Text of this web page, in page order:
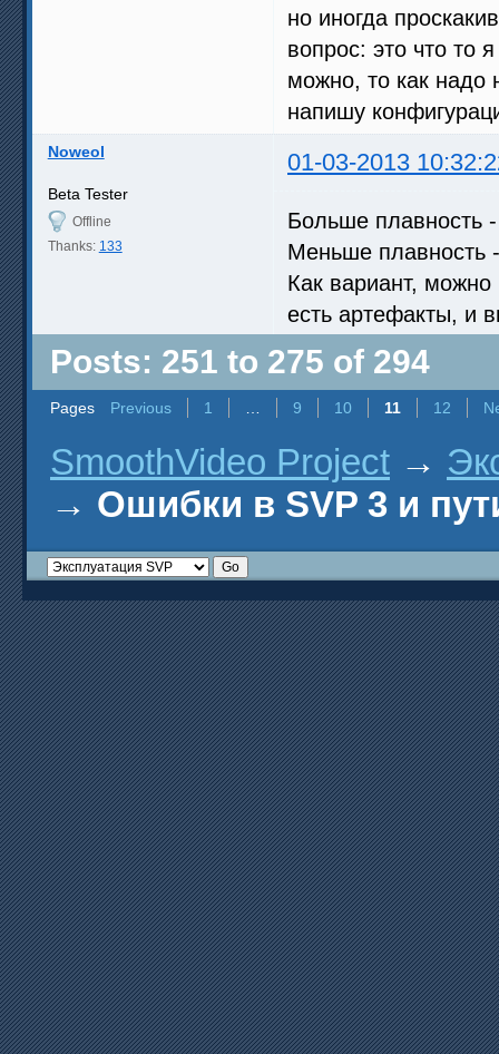
но иногда
вопрос: это что то
можно, то как надо
напишу
Noweol 01-03-2013
Beta Tester
Offline
Thanks: 133
Больше плавность
Меньше плавность
Как вариант, можно
есть артефакты, и
Posts: 251 to 275 of 294
Pages Previous 1 9 10 11 12
SmoothVideo Project →
→ Ошибки в SVP 3 и